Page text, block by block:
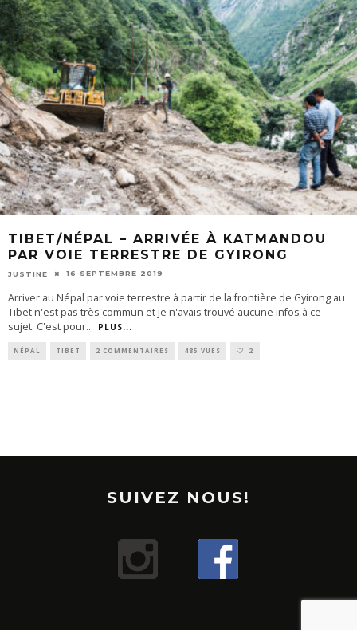
TIBET/NÉPAL – ARRIVÉE À KATMANDOU
PAR VOIE TERRESTRE DE GYIRONG
JUSTINE 16 SEPTEMBRE 2019
Arriver au Népal par voie terrestre à partir de la frontière de Gyirong au
Tibet n'est pas très commun et je n'avais trouvé aucune infos à ce
sujet. C'est pour... PLUS...
NÉPAL TIBET 2 COMMENTAIRES 485 VUES 2
SUIVEZ NOUS!